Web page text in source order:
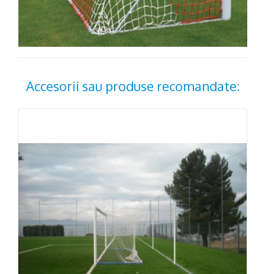
Accesorii sau produse recomandate: